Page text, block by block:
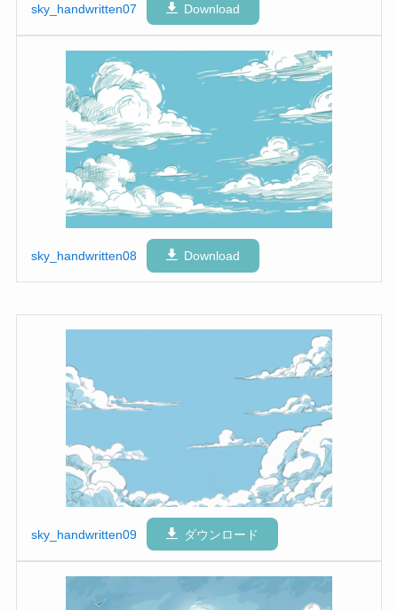
sky_handwritten07 Download
sky_handwritten08 Download
sky_handwritten09 ダウンロード